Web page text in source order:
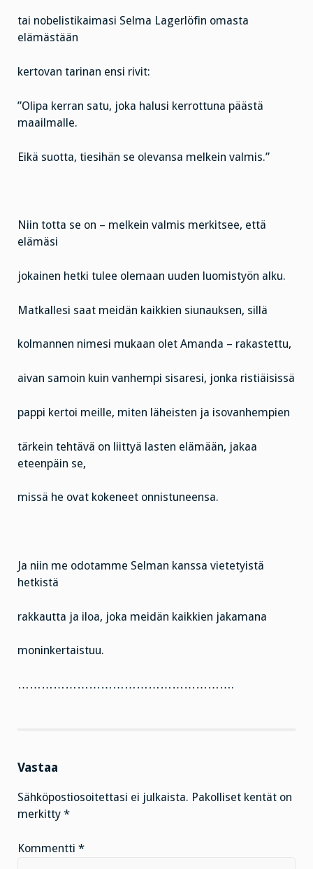
tai nobelistikaimasi Selma Lagerlöfin omasta
elämästään
kertovan tarinan ensi rivit:
”Olipa kerran satu, joka halusi kerrottuna päästä
maailmalle.
Eikä suotta, tiesihän se olevansa melkein valmis.”
Niin totta se on – melkein valmis merkitsee, että
elämäsi
jokainen hetki tulee olemaan uuden luomistyön alku.
Matkallesi saat meidän kaikkien siunauksen, sillä
kolmannen nimesi mukaan olet Amanda – rakastettu,
aivan samoin kuin vanhempi sisaresi, jonka ristiäisissä
pappi kertoi meille, miten läheisten ja isovanhempien
tärkein tehtävä on liittyä lasten elämään, jakaa
eteenpäin se,
missä he ovat kokeneet onnistuneensa.
Ja niin me odotamme Selman kanssa vietetyistä
hetkistä
rakkautta ja iloa, joka meidän kaikkien jakamana
moninkertaistuu.
……………………………………………….
Vastaa
Sähköpostiosoitettasi ei julkaista. Pakolliset kentät on
merkitty *
Kommentti *